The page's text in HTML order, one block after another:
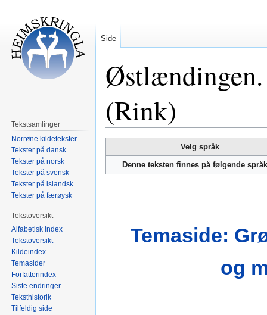
Østlændingen.
(Rink)
til
navigering
til
Velg språk
Denne teksten finnes på følgende
Temaside:
og
Side
Tekstsamlinger
Norrøne kildetekster
Tekster på dansk
Tekster på norsk
Tekster på svensk
Tekster på islandsk
Tekster på færøysk
Tekstoversikt
Alfabetisk index
Tekstoversikt
Kildeindex
Temasider
Forfatterindex
Siste endringer
Teksthistorik
Tilfeldig side